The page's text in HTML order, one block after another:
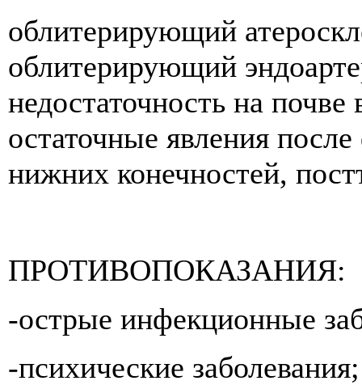
облитерирующий
облитерирующий
недостаточность на
остаточные явления
нижних конечностей,
ПРОТИВОПОКАЗАНИЯ:
-острые инфекционные
-психические заболевания;